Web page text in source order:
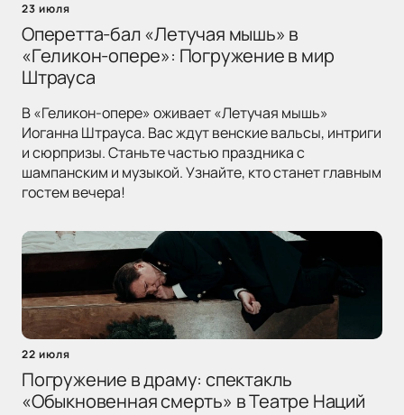
23 июля
Оперетта-бал «Летучая мышь» в
«Геликон-опере»: Погружение в мир
Штрауса
В «Геликон-опере» оживает «Летучая мышь»
Иоганна Штрауса. Вас ждут венские вальсы, интриги
и сюрпризы. Станьте частью праздника с
шампанским и музыкой. Узнайте, кто станет главным
гостем вечера!
22 июля
Погружение в драму: спектакль
«Обыкновенная смерть» в Театре Наций